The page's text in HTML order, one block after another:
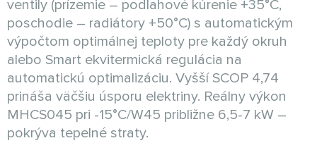
ventily (prízemie – podlahové kúrenie +35°C,
poschodie – radiátory +50°C) s automatickým
výpočtom optimálnej teploty pre každý okruh
alebo Smart ekvitermická regulácia na
automatickú optimalizáciu. Vyšší SCOP 4,74
prináša väčšiu úsporu elektriny. Reálny výkon
MHCS045 pri -15°C/W45 približne 6,5-7 kW –
pokrýva tepelné straty.